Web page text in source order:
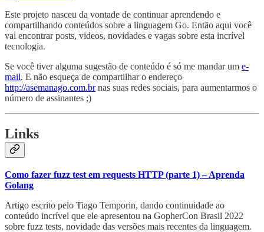
Este projeto nasceu da vontade de continuar aprendendo e
compartilhando conteúdos sobre a linguagem Go. Então aqui você
vai encontrar posts, videos, novidades e vagas sobre esta incrível
tecnologia.
Se você tiver alguma sugestão de conteúdo é só me mandar um e-
mail. E não esqueça de compartilhar o endereço
http://asemanago.com.brnas suas redes sociais, para aumentarmos o
número de assinantes ;)
Links
Como fazer fuzz test em requests HTTP (parte 1) – Aprenda
Golang
Artigo escrito pelo Tiago Temporin, dando continuidade ao
conteúdo incrível que ele apresentou na GopherCon Brasil 2022
sobre fuzz tests, novidade das versões mais recentes da linguagem.